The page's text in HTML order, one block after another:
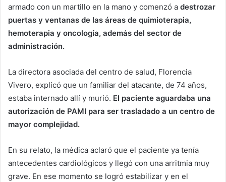
armado con un martillo en la mano y comenzó a destrozar
puertas y ventanas de las áreas de quimioterapia,
hemoterapia y oncología, además del sector de
administración.
La directora asociada del centro de salud, Florencia
Vivero, explicó que un familiar del atacante, de 74 años,
estaba internado allí y murió. El paciente aguardaba una
autorización de PAMI para ser trasladado a un centro de
mayor complejidad.
En su relato, la médica aclaró que el paciente ya tenía
antecedentes cardiológicos y llegó con una arritmia muy
grave. En ese momento se logró estabilizar y en el